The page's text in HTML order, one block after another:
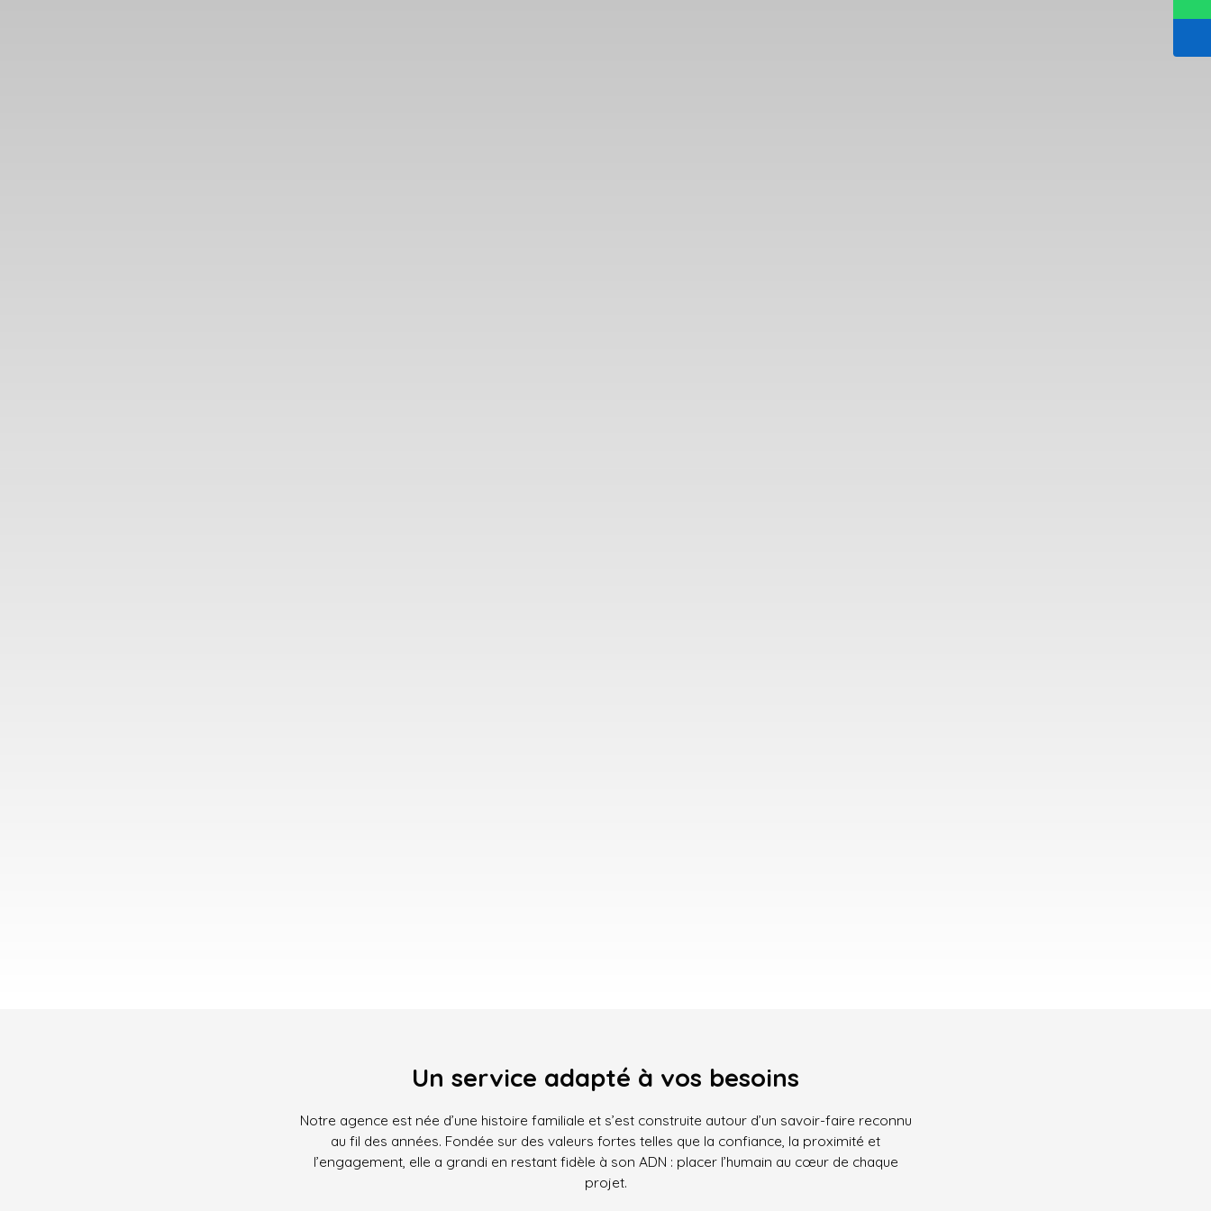
Un service adapté à vos besoins
Notre agence est née d’une histoire familiale et s’est construite autour d’un savoir-faire reconnu
au fil des années. Fondée sur des valeurs fortes telles que la confiance, la proximité et
l’engagement, elle a grandi en restant fidèle à son ADN : placer l’humain au cœur de chaque
projet.